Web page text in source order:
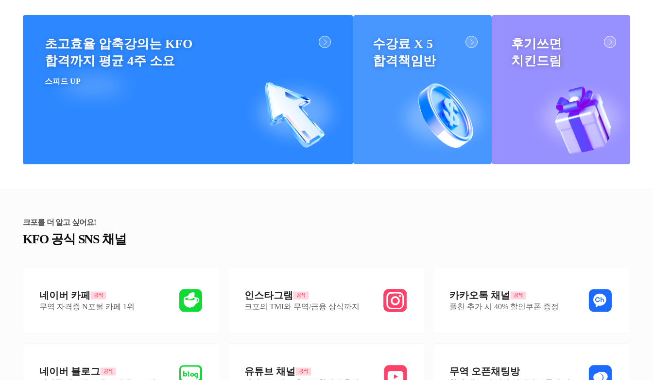
초고효율 압축강의는 KFO
합격까지 평균 4주 소요
스피드 UP
수강료 X 5
합격책임반
후기쓰면
치킨드림
크포를 더 알고 싶어요!
KFO 공식 SNS 채널
네이버 카페
무역 자격증 N포털 카페 1위
인스타그램
크포의 TMI와 무역/금융 상식까지
카카오톡 채널
플친 추가 시 40% 할인쿠폰 증정
네이버 블로그 유튜브 채널 무역 오픈채팅방